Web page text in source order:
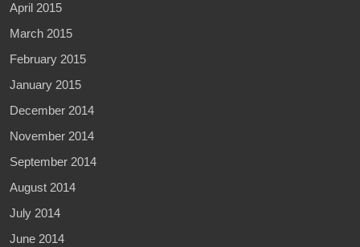
April 2015
March 2015
February 2015
January 2015
December 2014
November 2014
September 2014
August 2014
July 2014
June 2014